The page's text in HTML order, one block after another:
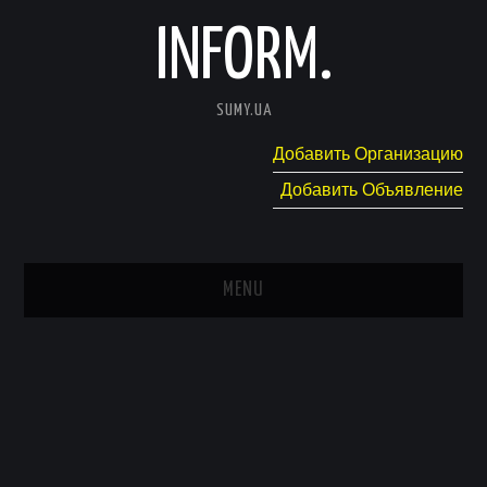
INFORM.
SUMY.UA
Добавить Организацию
Добавить Объявление
MENU